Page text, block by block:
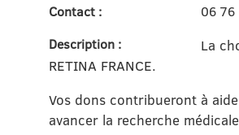
Contact :
06 76
Description :
La
RETINA FRANCE.
Vos dons contribueront à
avancer la recherche